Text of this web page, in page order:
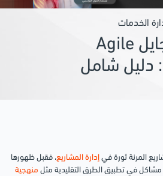
الخدمات
شرح منهجية أجايل Agile
المرنة ثورة في إدارة المشاريع، فقبل ظهورها
مشاكل في تطبيق الطرق التقليدية مثل منهجية